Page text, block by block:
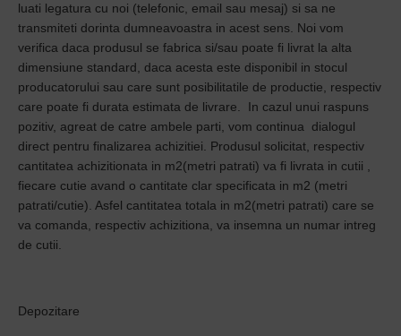
luati legatura cu noi (telefonic, email sau mesaj) si sa ne
transmiteti dorinta dumneavoastra in acest sens. Noi vom
verifica daca produsul se fabrica si/sau poate fi livrat la alta
dimensiune standard, daca acesta este disponibil in stocul
producatorului sau care sunt posibilitatile de productie, respectiv
care poate fi durata estimata de livrare. In cazul unui raspuns
pozitiv, agreat de catre ambele parti, vom continua dialogul
direct pentru finalizarea achizitiei. Produsul solicitat, respectiv
cantitatea achizitionata in m2(metri patrati) va fi livrata in cutii ,
fiecare cutie avand o cantitate clar specificata in m2 (metri
patrati/cutie). Asfel cantitatea totala in m2(metri patrati) care se
va comanda, respectiv achizitiona, va insemna un numar intreg
de cutii.
Depozitare